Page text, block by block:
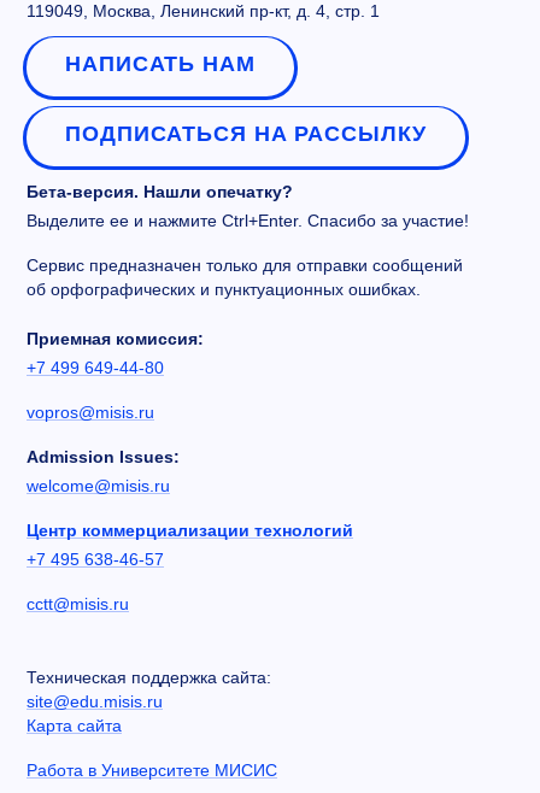
119049, Москва, Ленинский пр-кт, д. 4, стр. 1
НАПИСАТЬ НАМ
ПОДПИСАТЬСЯ НА РАССЫЛКУ
Бета-версия. Нашли опечатку?
Выделите ее и нажмите Ctrl+Enter. Спасибо за участие!
Сервис предназначен только для отправки сообщений
об орфографических и пунктуационных ошибках.
Приемная комиссия:
+7 499 649-44-80
vopros@misis.ru
Admission Issues:
welcome@misis.ru
Центр коммерциализации технологий
+7 495 638-46-57
cctt@misis.ru
Техническая поддержка сайта:
site@edu.misis.ru
Карта сайта
Работа в Университете МИСИС